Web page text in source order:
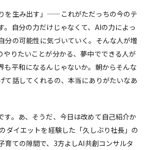
りを生み出す」——これがただっちの今のテ
。自分の力だけじゃなくて、AIの力によっ
分の可能性に気づいていく。そんな人が増
やりたいことが分かる、夢中でできる人が
も平和になるんじゃないか。朝からそんな
て話してくれるの、本当にありがたいなあ
す。あ、そうだ、今日は改めて自己紹介か
ダイエットを経験した「久しぶり社長」の
育ての隙間で、3方よしAI共創コンサルタ